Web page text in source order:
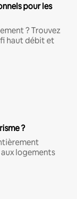
pour les
? Trouvez
haut débit et
?
logements